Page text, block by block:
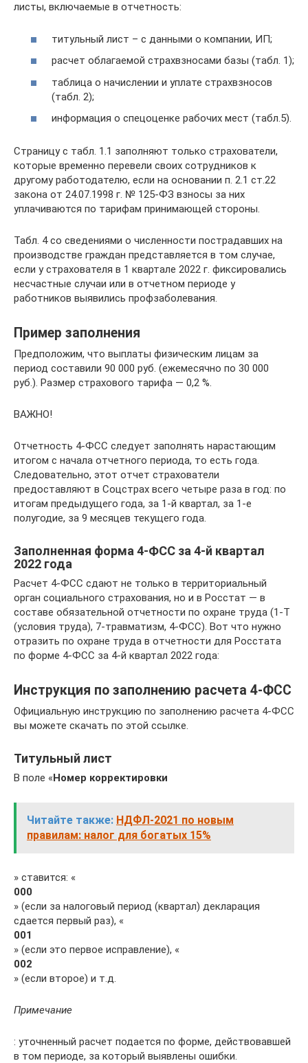
листы, включаемые в отчетность:
титульный лист – с данными о компании, ИП;
расчет облагаемой страхвзносами базы (табл. 1);
таблица о начислении и уплате страхвзносов
(табл. 2);
информация о спецоценке рабочих мест (табл.5).
Страницу с табл. 1.1 заполняют только страхователи,
которые временно перевели своих сотрудников к
другому работодателю, если на основании п. 2.1 ст.22
закона от 24.07.1998 г. № 125-ФЗ взносы за них
уплачиваются по тарифам принимающей стороны.
Табл. 4 со сведениями о численности пострадавших на
производстве граждан представляется в том случае,
если у страхователя в 1 квартале 2022 г. фиксировались
несчастные случаи или в отчетном периоде у
работников выявились профзаболевания.
Пример заполнения
Предположим, что выплаты физическим лицам за
период составили 90 000 руб. (ежемесячно по 30 000
руб.). Размер страхового тарифа — 0,2 %.
ВАЖНО!
Отчетность 4-ФСС следует заполнять нарастающим
итогом с начала отчетного периода, то есть года.
Следовательно, этот отчет страхователи
предоставляют в Соцстрах всего четыре раза в год: по
итогам предыдущего года, за 1-й квартал, за 1-е
полугодие, за 9 месяцев текущего года.
Заполненная форма 4-ФСС за 4-й квартал
2022 года
Расчет 4-ФСС сдают не только в территориальный
орган социального страхования, но и в Росстат — в
составе обязательной отчетности по охране труда (1-Т
(условия труда), 7-травматизм, 4-ФСС). Вот что нужно
отразить по охране труда в отчетности для Росстата
по форме 4-ФСС за 4-й квартал 2022 года:
Инструкция по заполнению расчета 4-ФСС
Официальную инструкцию по заполнению расчета 4-ФСС
вы можете скачать по этой ссылке.
Титульный лист
В поле «Номер корректировки
Читайте также: НДФЛ-2021 по новым
правилам: налог для богатых 15%
» ставится: «
000
» (если за налоговый период (квартал) декларация
сдается первый раз), «
001
» (если это первое исправление), «
002
» (если второе) и т.д.
Примечание
: уточненный расчет подается по форме, действовавшей
в том периоде, за который выявлены ошибки.